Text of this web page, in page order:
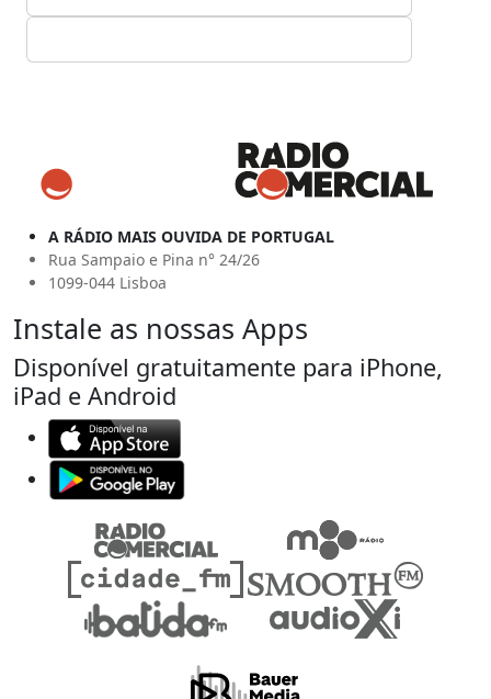
A RÁDIO MAIS OUVIDA DE PORTUGAL
Rua Sampaio e Pina n° 24/26
1099-044 Lisboa
Instale as nossas Apps
Disponível gratuitamente para iPhone,
iPad e Android